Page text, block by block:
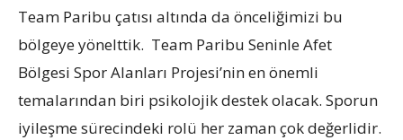
Team Paribu çatısı altında da önceliğimizi bu
bölgeye yönelttik. Team Paribu Seninle Afet
Bölgesi Spor Alanları Projesi’nin en önemli
temalarından biri psikolojik destek olacak. Sporun
iyileşme sürecindeki rolü her zaman çok değerlidir.